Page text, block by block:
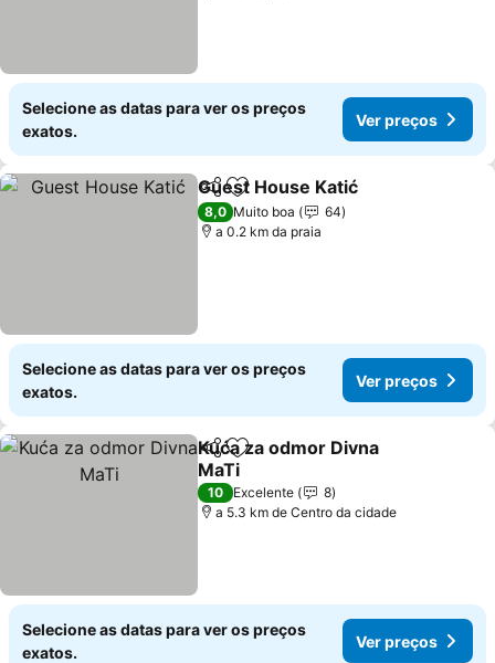
Selecione as datas para ver os preços
exatos.
Ver preços
PartilharAdicionar aos favoritos
Guest House Katić
8,0 Muito boa
64
a 0.2 km da praia
Selecione as datas para ver os preços
exatos.
Ver preços
PartilharAdicionar aos favoritos
Kuća za odmor Divna
MaTi
10 Excelente
8
a 5.3 km de Centro da cidade
Selecione as datas para ver os preços
exatos.
Ver preços